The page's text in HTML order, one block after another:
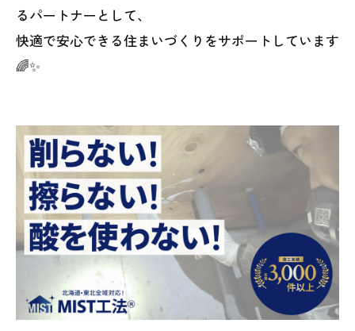
るパートナーとして、
快適で安心できる住まいづくりをサポートしています
🌈✨